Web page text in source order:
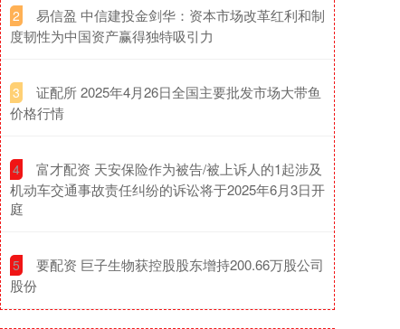
2
​易信盈 中信建投金剑华：资本市场改革红利和制
度韧性为中国资产赢得独特吸引力
3
​证配所 2025年4月26日全国主要批发市场大带鱼
价格行情
4
​富才配资 天安保险作为被告/被上诉人的1起涉及
机动车交通事故责任纠纷的诉讼将于2025年6月3日开
庭
5
​要配资 巨子生物获控股股东增持200.66万股公司
股份